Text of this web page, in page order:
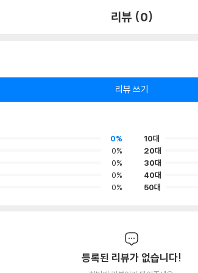
리뷰 (0)
리뷰 쓰기
0%
0%
0%
0%
0%
10대
20대
30대
40대
50대
등록된 리뷰가 없습니다!